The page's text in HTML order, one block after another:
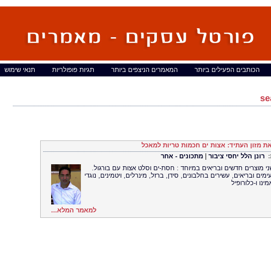
הכותבים הפעילים ביותר המאמרים הניצפים ביותר תגיות פופולריות תנאי שימוש
מזון העתיד: אצות ים חכמות טריות למאכל
רונן הלל יחסי ציבור
מתכונים - אחר
מוצרים חדשים ובריאים במיוחד : חסת-ים וסלט אצות עם בורגול.
ובריאים, עשירים בחלבונים, סידן, ברזל, מינרלים, ויטמינים, נוגדי
ו-כלורופיל
למאמר המלא...